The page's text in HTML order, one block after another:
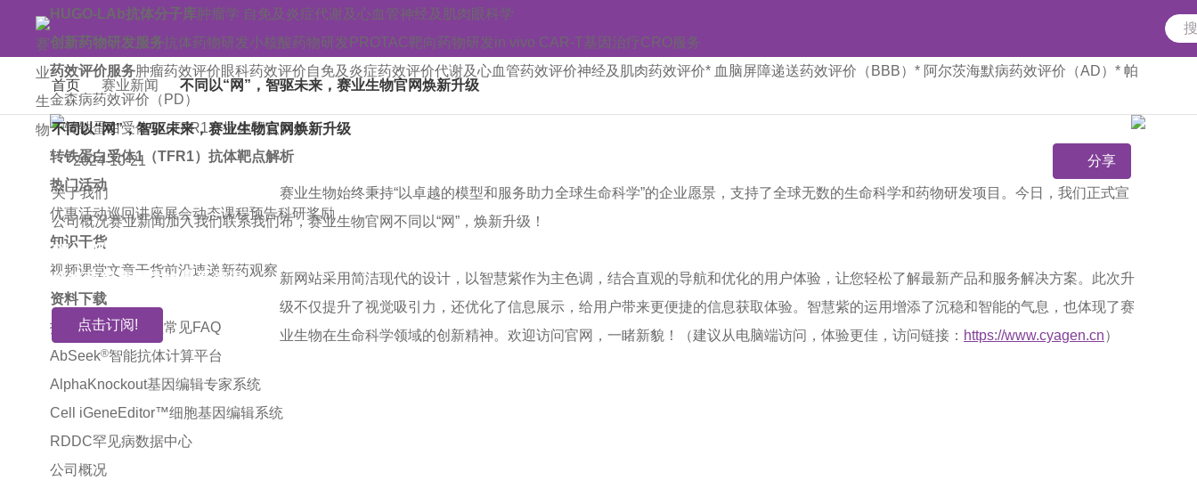
HUGO-LAb抗体分子库肿瘤学 自免及炎症代谢及心血管神经及肌肉 眼科学
创新药物研发服务抗体药物研发小核酸药物研发 PROTAC靶向药物研发in vivo CAR-T基因治疗CRO服务
药效评价服务肿瘤药效评价眼科药效评价自免及炎症药效评价代谢及心血管药效评价神经及肌肉药效评价* 血脑屏障递送药效评价（BBB） * 阿尔茨海默病药效评价（AD） * 帕
金森病药效评价（PD）
转铁蛋白受体1（TFR1）抗体靶点解析
热门活动
优惠活动巡回讲座展会动态课程预告科研奖励
知识干货
视频课堂文章干货前沿速递新药观察
资料下载
技术指南引用文献常见FAQ
AbSeek®智能抗体计算平台
AlphaKnockout基因编辑专家系统
Cell iGeneEditor™细胞基因编辑系统
RDDC罕见病数据中心
公司概况
首页 赛业新闻 不同以“网”，智驱未来，赛业生物官网焕新升级
不同以“网”，智驱未来，赛业生物官网焕新升级
2024-10-21 分享
关于我们
公司概况赛业新闻加入我们联系我们
加入邮件订阅!
您将获得赛业生物最新资讯
点击订阅!
赛业生物始终秉持“以卓越的模型和服务助力全球生命科学”的企业愿景，支持了全球无数的生命科学和药物研发项目。今日，我们正式宣
布，赛业生物官网不同以“网”， 焕新升级！
新网站采用简洁现代的设计，以智慧紫作为主色调，结合直观的导航和优化的用户体验，让您轻松了解最新产品和服务解决方案。此次升
级不仅提升了视觉吸引力，还优化了信息展示，给用户带来更便捷的信息获取体验。智慧紫的运用增添了沉稳和智能的气息，也体现了赛
业生物在生命科学领域的创新精神。欢迎访问官网，一睹新貌！（建议从电脑端访问，体验更佳，访问链接： https://www.cyagen.cn）